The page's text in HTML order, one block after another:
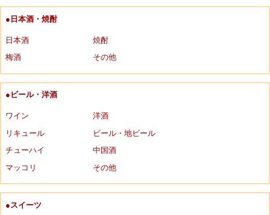
●日本酒・焼酎
日本酒
焼酎
梅酒
その他
●ビール・洋酒
ワイン
洋酒
リキュール
ビール・地ビール
チューハイ
中国酒
マッコリ
その他
●スイーツ